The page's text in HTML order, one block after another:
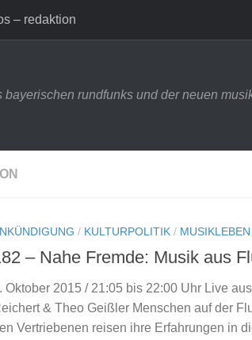
– redaktion
bayerischen rundfunks und der neuen
/ KULTURPOLITIK / MUSIKLEBEN
– Nahe Fremde: Musik aus
Oktober 2015 / 21:05 bis 22:00 Uhr Live
& Theo Geißler Menschen auf der
Vertriebenen reisen ihre Erfahrungen in